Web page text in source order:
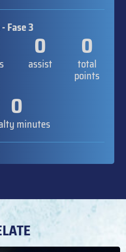
Fase 3
0
assist
0
total
points
0
minutes